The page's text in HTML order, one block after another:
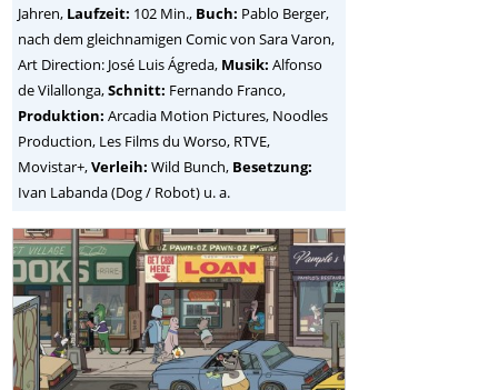
Jahren, Laufzeit: 102 Min., Buch: Pablo Berger,
nach dem gleichnamigen Comic von Sara Varon,
Art Direction: José Luis Ágreda, Musik: Alfonso
de Vilallonga,Schnitt: Fernando Franco,
Produktion: Arcadia Motion Pictures, Noodles
Production, Les Films du Worso, RTVE,
Movistar+,Verleih: Wild Bunch, Besetzung:
Ivan Labanda (Dog / Robot) u. a.